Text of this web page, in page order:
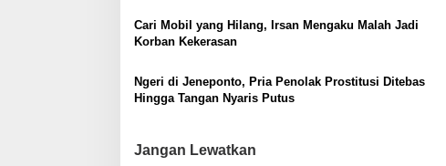
s
Cari Mobil yang Hilang, Irsan Mengaku Malah Jadi
Korban Kekerasan
Ngeri di Jeneponto, Pria Penolak Prostitusi Ditebas
Hingga Tangan Nyaris Putus
Jangan Lewatkan